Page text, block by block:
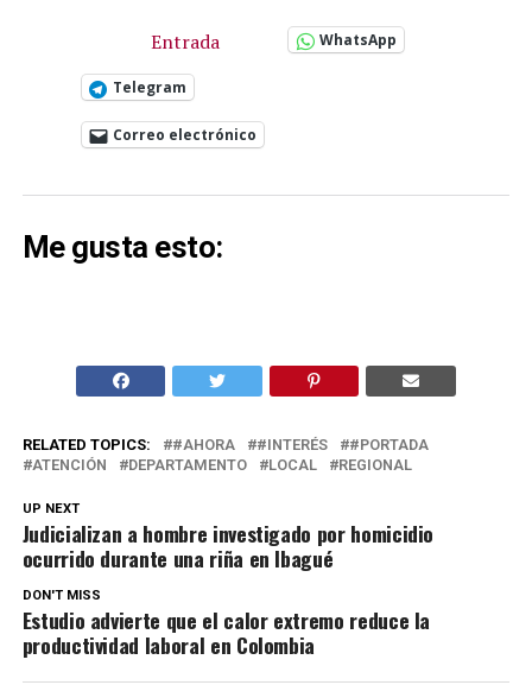
Entrada WhatsApp
Telegram
Correo electrónico
Me gusta esto:
RELATED TOPICS: #AHORA #INTERÉS
#PORTADA
ATENCIÓN
DEPARTAMENTO LOCAL REGIONAL
UP NEXT
Judicializan a hombre investigado por homicidio
ocurrido durante una riña en Ibagué
DON'T MISS
Estudio advierte que el calor extremo reduce la
productividad laboral en Colombia